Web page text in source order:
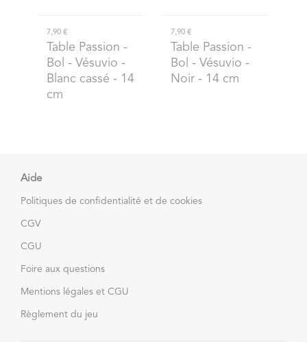
7,90 €
Table Passion -
Bol - Vésuvio -
Blanc cassé - 14
cm
7,90 €
Table Passion -
Bol - Vésuvio -
Noir - 14 cm
Aide
Politiques de confidentialité et de cookies
CGV
CGU
Foire aux questions
Mentions légales et CGU
Règlement du jeu